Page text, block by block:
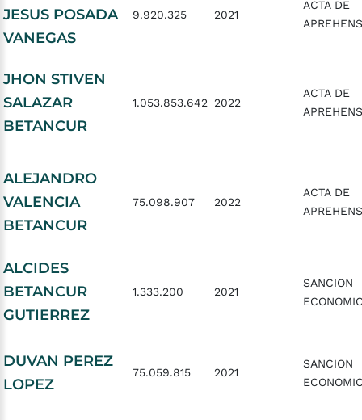
JESUS POSADA
VANEGAS
9.920.325 2021
ACTA DE
JHON STIVEN
SALAZAR
BETANCUR
1.053.853.642 2022
ACTA DE
ALEJANDRO
VALENCIA
BETANCUR
75.098.907 2022
ACTA DE
ALCIDES
BETANCUR
GUTIERREZ
1.333.200 2021
SANCION
DUVAN PEREZ
LOPEZ
75.059.815 2021
SANCION